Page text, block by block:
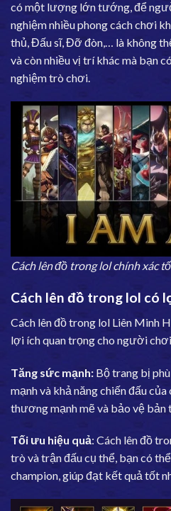
có một lượng lớn tướng, để
nghiệm nhiều phong cách chơi
thủ, Đấu sĩ, Đỡ đòn,… là không
và còn nhiều vị trí khác mà bạn
nghiệm trò chơi.
Cách lên đồ trong lol chính xác
Cách lên đồ trong lol có
Cách lên đồ trong lol Liên Minh
lợi ích quan trọng cho người
Tăng sức mạnh: Bộ trang bị
mạnh và khả năng chiến đấu
thương mạnh mẽ và bảo vệ bản
Tối ưu hiệu quả: Cách lên đồ
trò và trận đấu cụ thể, bạn có
champion, giúp đạt kết quả tốt